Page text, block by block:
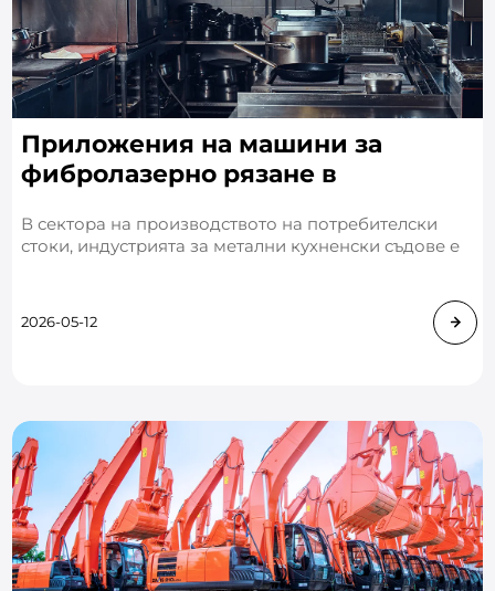
Приложения на машини за
фибролазерно рязане в
кухненски съдове
В сектора на производството на потребителски
стоки, индустрията за метални кухненски съдове е
методи като
2026-05-12